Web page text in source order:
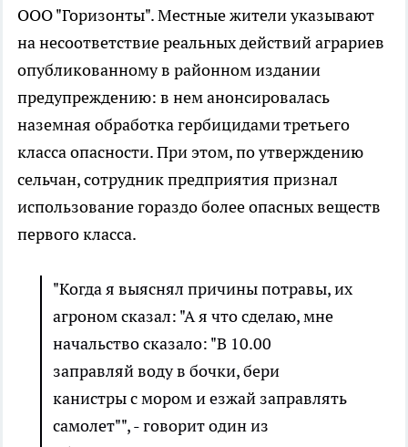
ООО "Горизонты". Местные жители указывают
на несоответствие реальных действий аграриев
опубликованному в районном издании
предупреждению: в нем анонсировалась
наземная обработка гербицидами третьего
класса опасности. При этом, по утверждению
сельчан, сотрудник предприятия признал
использование гораздо более опасных веществ
первого класса.
"Когда я выяснял причины потравы, их
агроном сказал: "А я что сделаю, мне
начальство сказало: "В 10.00
заправляй воду в бочки, бери
канистры с мором и езжай заправлять
самолет"", - говорит один из